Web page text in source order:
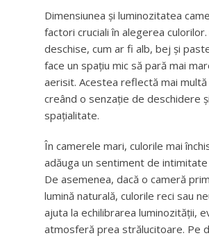
Dimensiunea și luminozitatea
factori cruciali în alegerea culorilor.
deschise, cum ar fi alb, bej și
face un spațiu mic să pară mai
aerisit. Acestea reflectă mai multă
creând o senzație de deschidere și
spațialitate.
În camerele mari, culorile mai
adăuga un sentiment de
De asemenea, dacă o cameră
lumină naturală, culorile reci sau
ajuta la echilibrarea luminozității,
atmosferă prea strălucitoare. Pe